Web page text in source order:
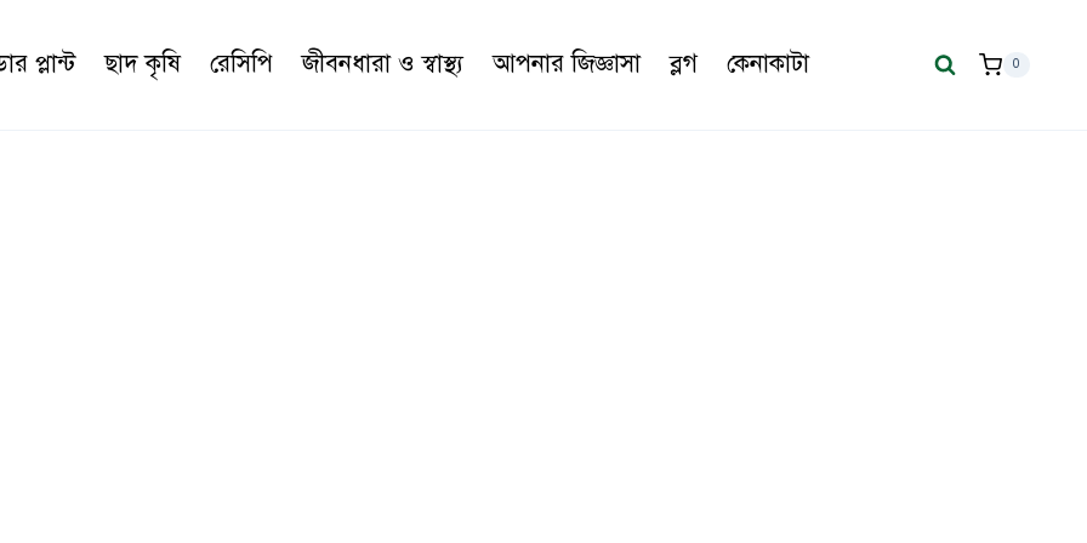
প্লান্ট ছাদ কৃষি রেসিপি জীবনধারা ও স্বাস্থ্য আপনার জিজ্ঞাসা ব্লগ কেনাকাটা 0